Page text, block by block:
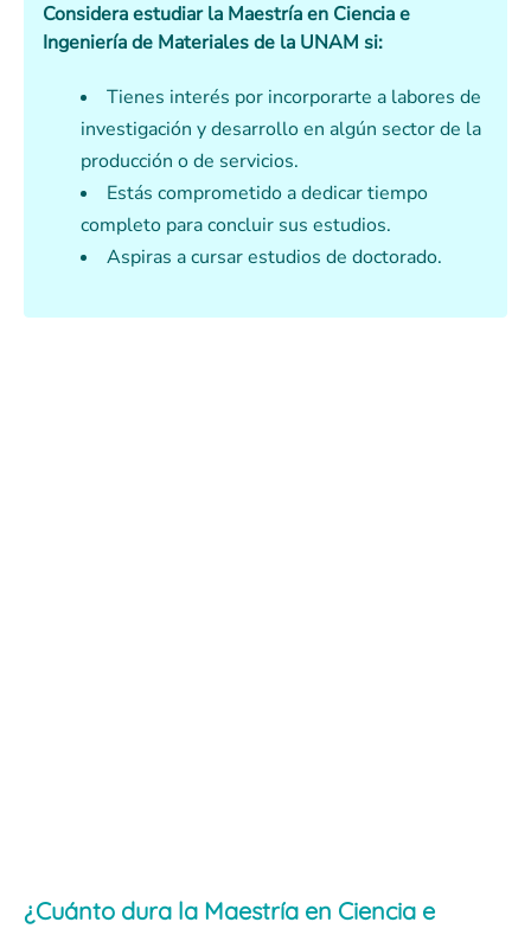
Considera estudiar la Maestría en Ciencia e
Ingeniería de Materiales de la UNAM si:
Tienes interés por incorporarte a labores de
investigación y desarrollo en algún sector de la
producción o de servicios.
Estás comprometido a dedicar tiempo
completo para concluir sus estudios.
Aspiras a cursar estudios de doctorado.
¿Cuánto dura la Maestría en Ciencia e